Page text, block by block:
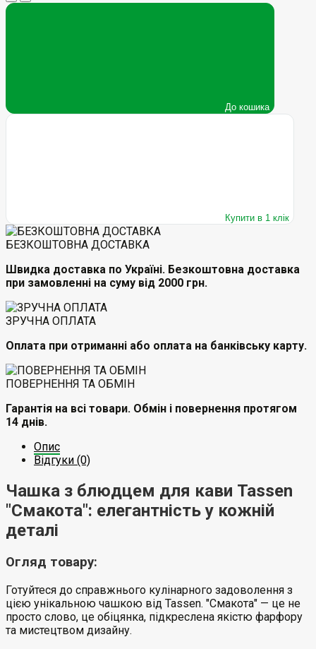
До кошика
Купити в 1 клік
БЕЗКОШТОВНА ДОСТАВКА
Швидка доставка по Україні. Безкоштовна доставка
при замовленні на суму від 2000 грн.
ЗРУЧНА ОПЛАТА
Оплата при отриманні або оплата на банківську карту.
ПОВЕРНЕННЯ ТА ОБМІН
Гарантія на всі товари. Обмін і повернення протягом
14 днів.
Опис
Відгуки (0)
Чашка з блюдцем для кави Tassen
"Смакота": елегантність у кожній
деталі
Огляд товару:
Готуйтеся до справжнього кулінарного задоволення з
цією унікальною чашкою від Tassen. "Смакота" — це не
просто слово, це обіцянка, підкреслена якістю фарфору
та мистецтвом дизайну.